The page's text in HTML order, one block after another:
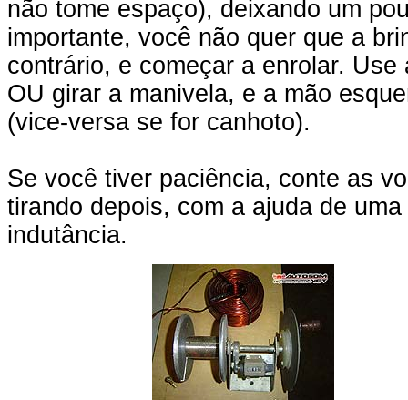
não tome espaço), deixando um
importante, você não quer que a
contrário, e começar a enrolar.
OU girar a manivela, e a mão
(vice-versa se for canhoto).
Se você tiver paciência, conte as
tirando depois, com a ajuda de
indutância.